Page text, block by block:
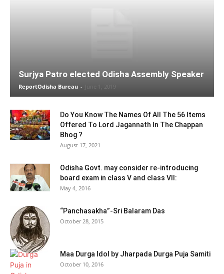
Surjya Patro elected Odisha Assembly Speaker
ReportOdisha Bureau - June 1, 2019
Do You Know The Names Of All The 56 Items
Offered To Lord Jagannath In The Chappan
Bhog ?
August 17, 2021
Odisha Govt. may consider re-introducing
board exam in class V and class VII:
May 4, 2016
“Panchasakha”-Sri Balaram Das
October 28, 2015
Maa Durga Idol by Jharpada Durga Puja Samiti
October 10, 2016